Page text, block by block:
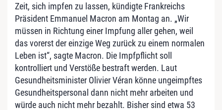
Zeit, sich impfen zu lassen, kündigte Frankreichs
Präsident Emmanuel Macron am Montag an. „Wir
müssen in Richtung einer Impfung aller gehen, weil
das vorerst der einzige Weg zurück zu einem normalen
Leben ist“, sagte Macron. Die Impfpflicht soll
kontrolliert und Verstöße bestraft werden. Laut
Gesundheitsminister Olivier Véran könne ungeimpftes
Gesundheitspersonal dann nicht mehr arbeiten und
würde auch nicht mehr bezahlt. Bisher sind etwa 53